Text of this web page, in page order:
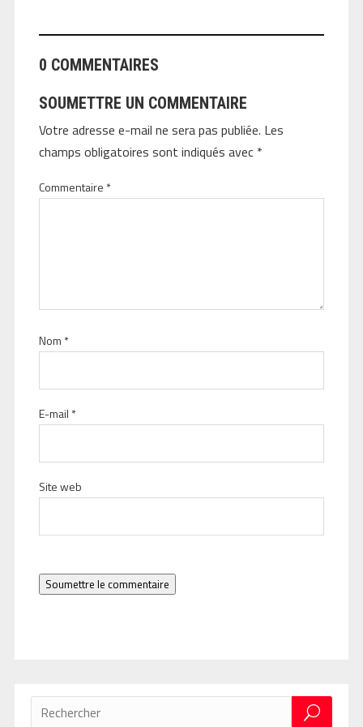
0 COMMENTAIRES
SOUMETTRE UN COMMENTAIRE
Votre adresse e-mail ne sera pas publiée. Les
champs obligatoires sont indiqués avec *
Commentaire *
Nom *
E-mail *
Site web
Soumettre le commentaire